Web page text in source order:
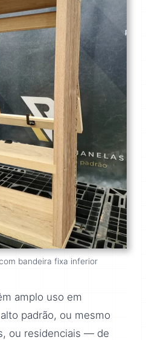
bandeira fixa inferior
amplo uso em
padrão, ou mesmo
ou residenciais — de